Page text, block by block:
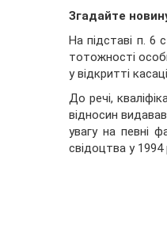
Згадайте
На підставі п.
тотожності
у відкритті
До речі,
відносин
увагу на певні
свідоцтва у 1994